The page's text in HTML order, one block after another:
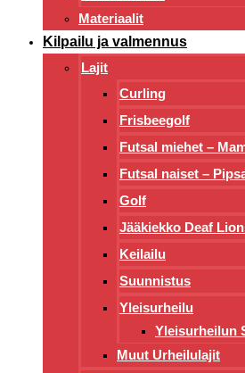
Materiaalit
Kilpailu ja valmennus
Lajit
Curling
Frisbeegolf
Futsal miehet –
Futsal naiset –
Golf
Jääkiekko Deaf
Keilailu
Suunnistus
Yleisurheilu
Yleisurheilun
Muut Urheilulajit